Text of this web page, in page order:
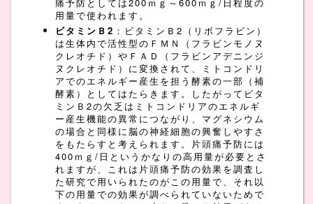
痛予防としては200ｍｇ～600ｍｇ/日程度の
用量で使われます。
ビタミンＢ2 ：ビタミンＢ2（リボフラビン）
は生体内で活性型のＦＭＮ（フラビンモノヌ
クレオチド）やＦＡＤ（フラビンアデニンジ
ヌクレオチド）に変換されて、ミトコンドリ
アでのエネルギー産生を担う酵素の一部（補
酵素）としてはたらきます。したがってビタ
ミンＢ2の欠乏はミトコンドリアのエネルギ
ー産生機能の異常につながり、マグネシウム
の場合と同様に脳の神経細胞の興奮しやすさ
をもたらすと考えられます。片頭痛予防には
400ｍｇ/日というかなりの高用量が必要とさ
れますが、これは片頭痛予防の効果を調査し
た研究で用いられたのがこの用量で、それ以
下の用量での効果が調べられていないためで